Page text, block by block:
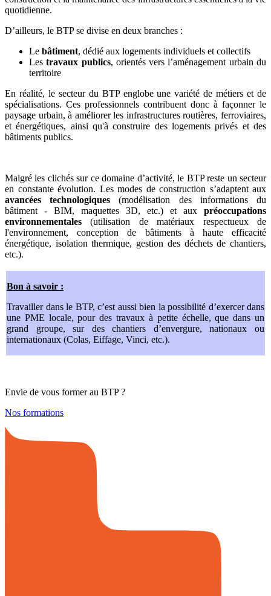
quotidienne.
D’ailleurs, le BTP se divise en deux branches :
Le bâtiment, dédié aux logements individuels et collectifs
Lestravaux publics, orientés vers l’aménagement urbain du
territoire
En réalité, le secteur du BTP englobe une variété de métiers et de
spécialisations. Ces professionnels contribuent donc à façonner le
paysage urbain, à améliorer les infrastructures routières, ferroviaires,
et énergétiques, ainsi qu'à construire des logements privés et des
bâtiments publics.
Malgré les clichés sur ce domaine d’activité, le BTP reste un secteur
en constante évolution. Les modes de construction s’adaptent aux
avancées technologiques (modélisation des informations du
bâtiment - BIM, maquettes 3D, etc.) et aux préoccupations
environnementales (utilisation de matériaux respectueux de
l'environnement, conception de bâtiments à haute efficacité
énergétique, isolation thermique, gestion des déchets de chantiers,
etc.).
Bon à savoir :
Travailler dans le BTP, c’est aussi bien la possibilité d’exercer dans
une PME locale, pour des travaux à petite échelle, que dans un
grand groupe, sur des chantiers d’envergure, nationaux ou
internationaux (Colas, Eiffage, Vinci, etc.).
Envie de vous former au BTP ?
Nos formations